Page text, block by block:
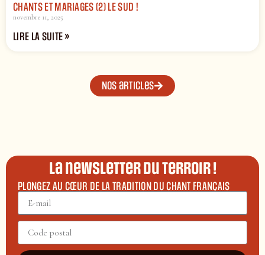
CHANTS ET MARIAGES (2) LE SUD !
novembre 11, 2025
LIRE LA SUITE »
Nos articles
La newsletter du terroir !
PLONGEZ AU CŒUR DE LA TRADITION DU CHANT FRANÇAIS